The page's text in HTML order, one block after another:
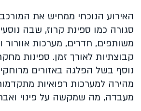
האירוע הנוכחי ממחיש את
סגורה כמו ספינת קרוז, שבה
משותפים, חדרים, מערכות אוורור
קבוצתיות לאורך זמן. ספינות
נוסף בשל הפלגה באזורים
מהירה למערכות רפואיות
מעבדה, מה שמקשה על פינוי